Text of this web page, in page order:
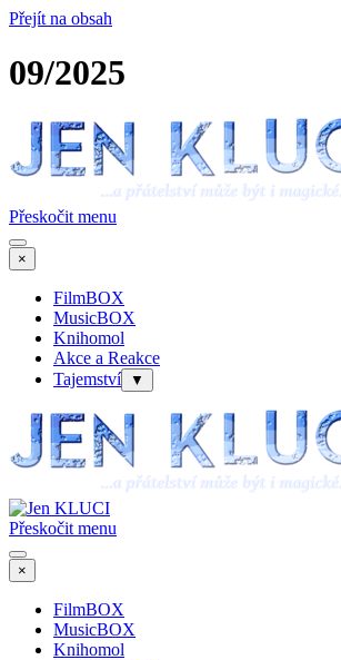
Přejít na obsah
09/2025
Přeskočit menu
×
FilmBOX
MusicBOX
Knihomol
Akce a Reakce
Tajemství
▼
Přeskočit menu
×
FilmBOX
MusicBOX
Knihomol